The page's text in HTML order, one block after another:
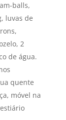
balls,
luvas de
2
de água.
quente
móvel na